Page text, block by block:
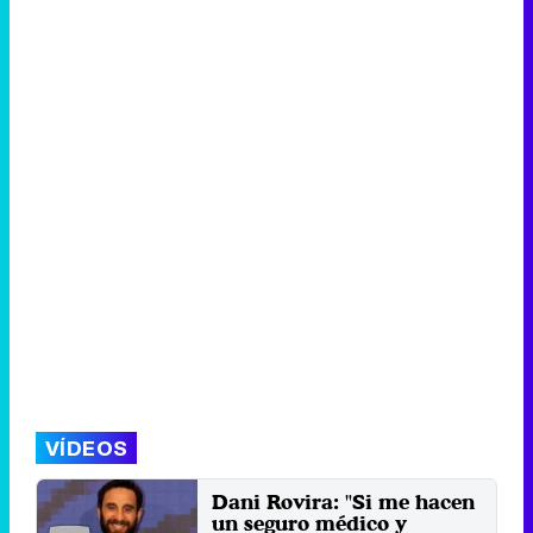
VÍDEOS
Dani Rovira: "Si me hacen
un seguro médico y